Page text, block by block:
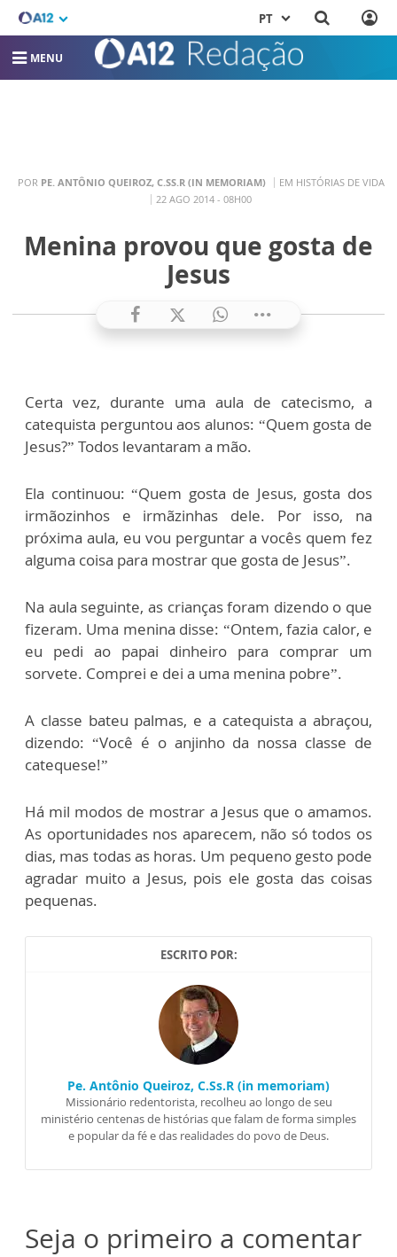
PT
MENU
POR PE. ANTÔNIO QUEIROZ, C.SS.R (IN MEMORIAM)
EM HISTÓRIAS DE VIDA
22 AGO 2014 - 08H00
Menina provou que gosta de
Jesus
Certa vez, durante uma aula de catecismo, a
catequista perguntou aos alunos: “Quem gosta de
Jesus?” Todos levantaram a mão.
Ela continuou: “Quem gosta de Jesus, gosta dos
irmãozinhos e irmãzinhas dele. Por isso, na
próxima aula, eu vou perguntar a vocês quem fez
alguma coisa para mostrar que gosta de Jesus”.
Na aula seguinte, as crianças foram dizendo o que
fizeram. Uma menina disse: “Ontem, fazia calor, e
eu pedi ao papai dinheiro para comprar um
sorvete. Comprei e dei a uma menina pobre”.
A classe bateu palmas, e a catequista a abraçou,
dizendo: “Você é o anjinho da nossa classe de
catequese!”
Há mil modos de mostrar a Jesus que o amamos.
As oportunidades nos aparecem, não só todos os
dias, mas todas as horas. Um pequeno gesto pode
agradar muito a Jesus, pois ele gosta das coisas
pequenas.
ESCRITO POR:
Pe. Antônio Queiroz, C.Ss.R (in memoriam)
Missionário redentorista, recolheu ao longo de seu
ministério centenas de histórias que falam de forma simples
e popular da fé e das realidades do povo de Deus.
Seja o primeiro a comentar